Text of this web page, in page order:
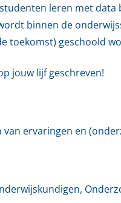
leren met
binnen de
toekomst) geschoold
jouw lijf geschreven!
van ervaringen en